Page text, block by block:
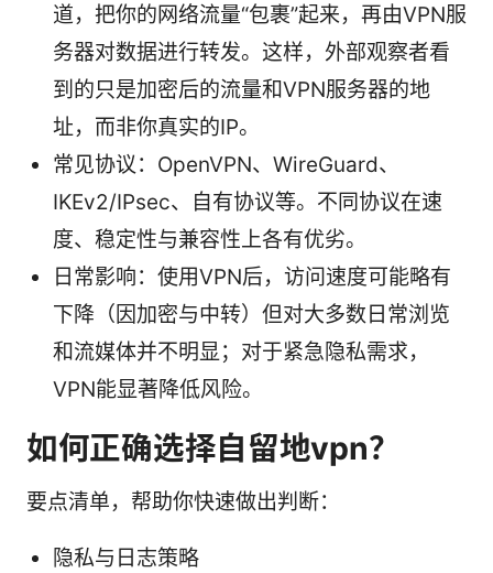
道，把你的网络流量“包裹”起来，再由VPN服
务器对数据进行转发。这样，外部观察者看
到的只是加密后的流量和VPN服务器的地
址，而非你真实的IP。
常见协议：OpenVPN、WireGuard、
IKEv2/IPsec、自有协议等。不同协议在速
度、稳定性与兼容性上各有优劣。
日常影响：使用VPN后，访问速度可能略有
下降（因加密与中转）但对大多数日常浏览
和流媒体并不明显；对于紧急隐私需求，
VPN能显著降低风险。
如何正确选择自留地vpn？
要点清单，帮助你快速做出判断：
隐私与日志策略